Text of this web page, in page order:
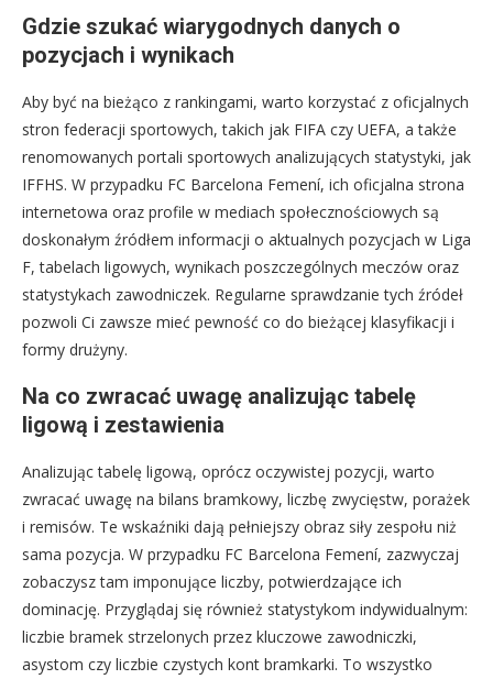
Gdzie szukać wiarygodnych danych o
pozycjach i wynikach
Aby być na bieżąco z rankingami, warto korzystać z oficjalnych
stron federacji sportowych, takich jak FIFA czy UEFA, a także
renomowanych portali sportowych analizujących statystyki, jak
IFFHS. W przypadku FC Barcelona Femení, ich oficjalna strona
internetowa oraz profile w mediach społecznościowych są
doskonałym źródłem informacji o aktualnych pozycjach w Liga
F, tabelach ligowych, wynikach poszczególnych meczów oraz
statystykach zawodniczek. Regularne sprawdzanie tych źródeł
pozwoli Ci zawsze mieć pewność co do bieżącej klasyfikacji i
formy drużyny.
Na co zwracać uwagę analizując tabelę
ligową i zestawienia
Analizując tabelę ligową, oprócz oczywistej pozycji, warto
zwracać uwagę na bilans bramkowy, liczbę zwycięstw, porażek
i remisów. Te wskaźniki dają pełniejszy obraz siły zespołu niż
sama pozycja. W przypadku FC Barcelona Femení, zazwyczaj
zobaczysz tam imponujące liczby, potwierdzające ich
dominację. Przyglądaj się również statystykom indywidualnym:
liczbie bramek strzelonych przez kluczowe zawodniczki,
asystom czy liczbie czystych kont bramkarki. To wszystko